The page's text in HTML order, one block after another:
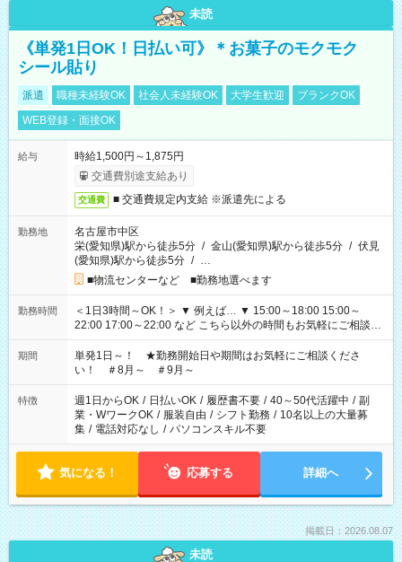
未読
《単発1日OK！日払い可》＊お菓子のモクモク
シール貼り
派遣 職種未経験OK 社会人未経験OK 大学生歓迎
ブランクOK
WEB登録・面接OK
給与
時給1,500円～1,875円
交通費別途支給あり
交通費 ■ 交通費規定内支給 ※派遣先による
勤務地
名古屋市中区
栄(愛知県)駅から徒歩5分 / 金山(愛知県)駅から徒歩5分 / 伏見
(愛知県)駅から徒歩5分 / …
■物流センターなど ■勤務地選べます
勤務時間
＜1日3時間～OK！＞ ▼ 例えば… ▼ 15:00～18:00 15:00～
22:00 17:00～22:00 など こちら以外の時間もお気軽にご相談く
ださい！
期間
単発1日～！ ★勤務開始日や期間はお気軽にご相談くださ
い！ ＃8月～ ＃9月～
特徴 週1日からOK / 日払いOK / 履歴書不要 / 40～50代活躍中 / 副
業・WワークOK / 服装自由 / シフト勤務 / 10名以上の大量募
集 / 電話対応なし / パソコンスキル不要
気になる！ 応募する 詳細へ
掲載日：2026.08.07
未読